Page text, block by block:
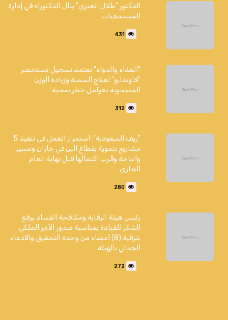
الدكتور "طلال العنزي" ينال الدكتوراه في إدارة
المستشفيات
431
"الغذاء والدواء" تعتمد تسجيل مستحضر
"فاوندايو" لعلاج السمنة وزيادة الوزن
المصحوبة بعوامل خطر صحية
312
"ريف السعودية": استمرار العمل في تنفيذ 5
مشاريع تنموية بقطاع البن في جازان وعسير
والباحة وقُرب اكتمالها قبل نهاية العام
الجاري
280
رئيس هيئة الرقابة ومكافحة الفساد يرفع
الشكر للقيادة بمناسبة صدور الأمر الملكي
بترقية (8) أعضاء من وحدة التحقيق والادعاء
الجنائي بالهيئة
272